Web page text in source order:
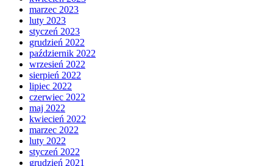
marzec 2023
luty 2023
styczeń 2023
grudzień 2022
październik 2022
wrzesień 2022
sierpień 2022
lipiec 2022
czerwiec 2022
maj 2022
kwiecień 2022
marzec 2022
luty 2022
styczeń 2022
grudzień 2021